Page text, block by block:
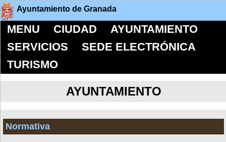
Ayuntamiento de Granada
MENU CIUDAD
AYUNTAMIENTO
SERVICIOS
SEDE ELECTRÓNICA
TURISMO
AYUNTAMIENTO
Normativa